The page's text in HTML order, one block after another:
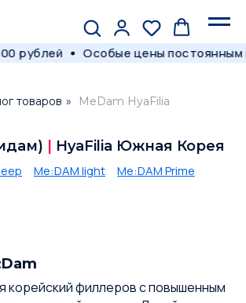
рублей Особые цены постоянным
товаров » MeDam HyaFilia
HyaFilia Южная Корея
Me:DAM light Me:DAM Prime
корейский филлеров с повышенным